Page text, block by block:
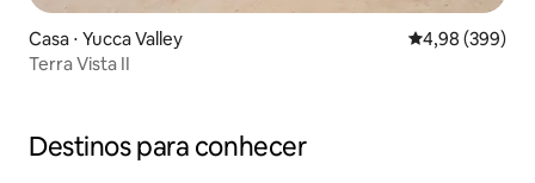
Casa ⋅ Yucca Valley 4,98 de uma
4,98 (399)
Terra Vista II
Destinos para conhecer